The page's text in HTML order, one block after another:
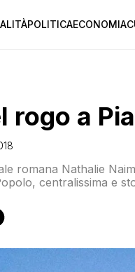
POLITICAECONOMIA
rogo a
romana Nathalie
centralissima e